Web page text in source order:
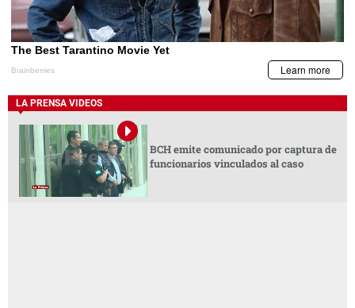
LA PRENSA VIDEOS
BCH emite comunicado por captura de
funcionarios vinculados al caso